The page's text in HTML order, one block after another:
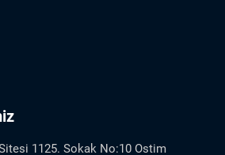
Sitesi 1125. Sokak No:10 Ostim